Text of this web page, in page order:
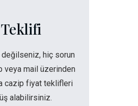
hiç sorun
veya mail üzerinden
cazip fiyat teklifleri
alabilirsiniz.